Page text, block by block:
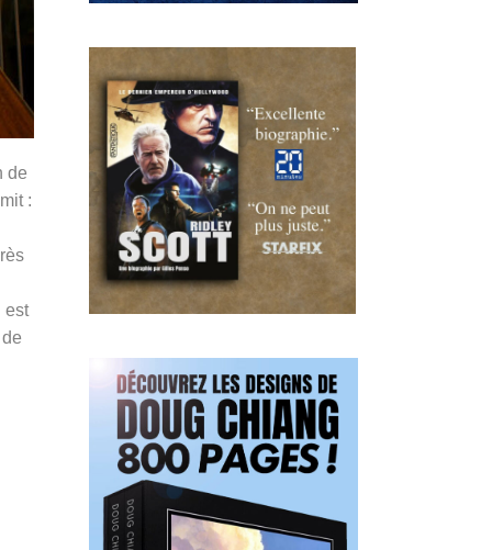
de
:
est